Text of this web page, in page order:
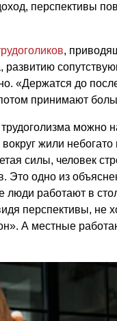
перспективы
,
развитию
«Держатся до
принимают
можно
вокруг жили
силы, человек
Это одно из
люди работают в
перспективы, не
А местные